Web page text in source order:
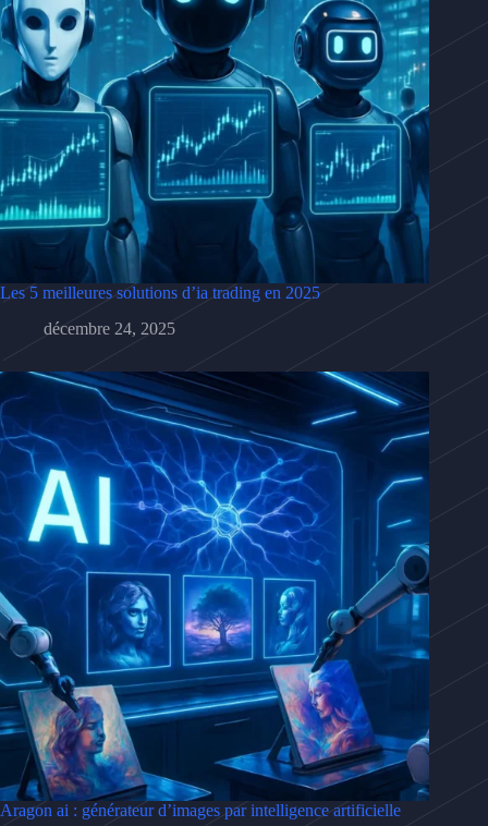
Les 5 meilleures solutions d’ia trading en 2025
décembre 24, 2025
Aragon ai : générateur d’images par intelligence artificielle